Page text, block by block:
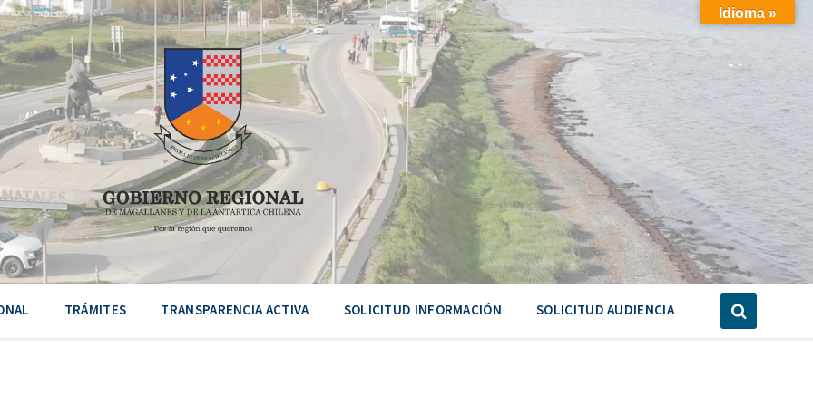
TRÁMITES TRANSPARENCIA ACTIVA SOLICITUD INFORMACIÓN SOLICITUD AUDIENCIA
Idioma »